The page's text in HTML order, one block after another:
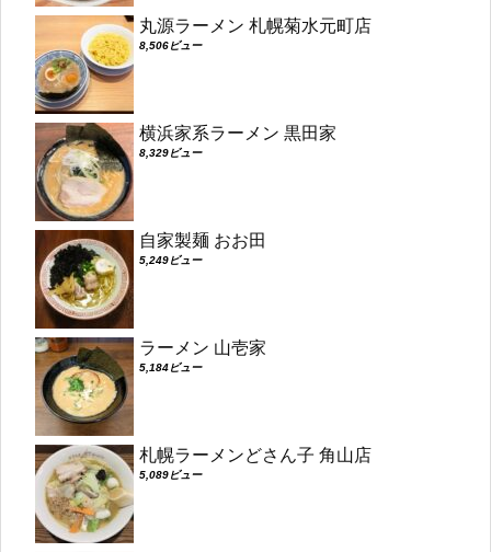
丸源ラーメン 札幌菊水元町店
8,506ビュー
横浜家系ラーメン 黒田家
8,329ビュー
自家製麺 おお田
5,249ビュー
ラーメン 山壱家
5,184ビュー
札幌ラーメンどさん子 角山店
5,089ビュー